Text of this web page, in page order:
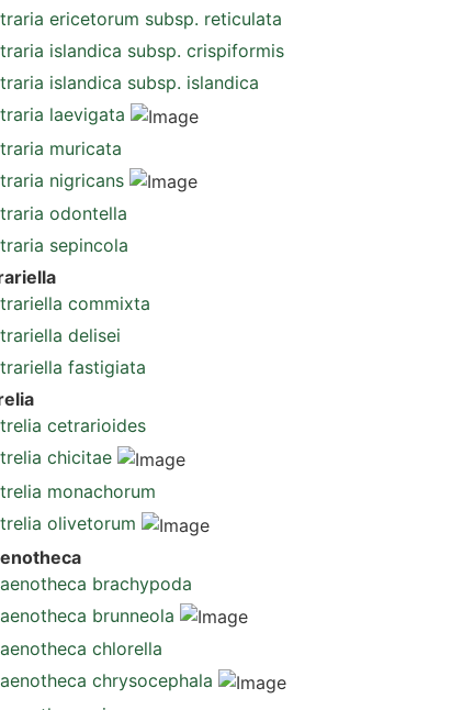
ericetorum subsp. reticulata
islandica subsp. crispiformis
islandica subsp. islandica
laevigata
muricata
nigricans
odontella
sepincola
commixta
delisei
fastigiata
cetrarioides
chicitae
monachorum
olivetorum
brachypoda
brunneola
chlorella
chrysocephala